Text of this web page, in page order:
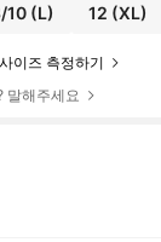
10(L) 12 (XL)
이즈 측정하기
말해주세요